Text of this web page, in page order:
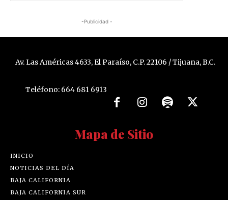
-Publicidad -
Av. Las Américas 4633, El Paraíso, C.P. 22106 / Tijuana, B.C.
Teléfono: 664 681 6913
Mapa de Sitio
INICIO
NOTICIAS DEL DÍA
BAJA CALIFORNIA
BAJA CALIFORNIA SUR